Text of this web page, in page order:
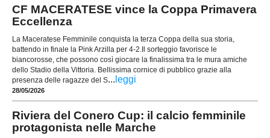
CF MACERATESE vince la Coppa Primavera
Eccellenza
​La Maceratese Femminile conquista la terza Coppa della sua storia,
battendo in finale la Pink Arzilla per 4-2.​Il sorteggio favorisce le
biancorosse, che possono così giocare la finalissima tra le mura amiche
dello Stadio della Vittoria. Bellissima cornice di pubblico grazie alla
presenza delle ragazze del S... leggi
28/05/2026
Riviera del Conero Cup: il calcio femminile
protagonista nelle Marche